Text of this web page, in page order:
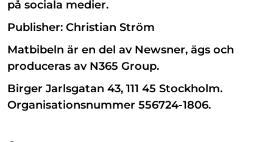
på sociala medier.
Publisher: Christian Ström
Matbibeln är en del av Newsner, ägs och
produceras av N365 Group.
Birger Jarlsgatan 43, 111 45 Stockholm.
Organisationsnummer 556724-1806.